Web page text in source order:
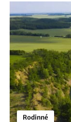
Rodinné